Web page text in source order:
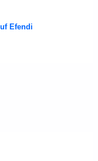
Efendi